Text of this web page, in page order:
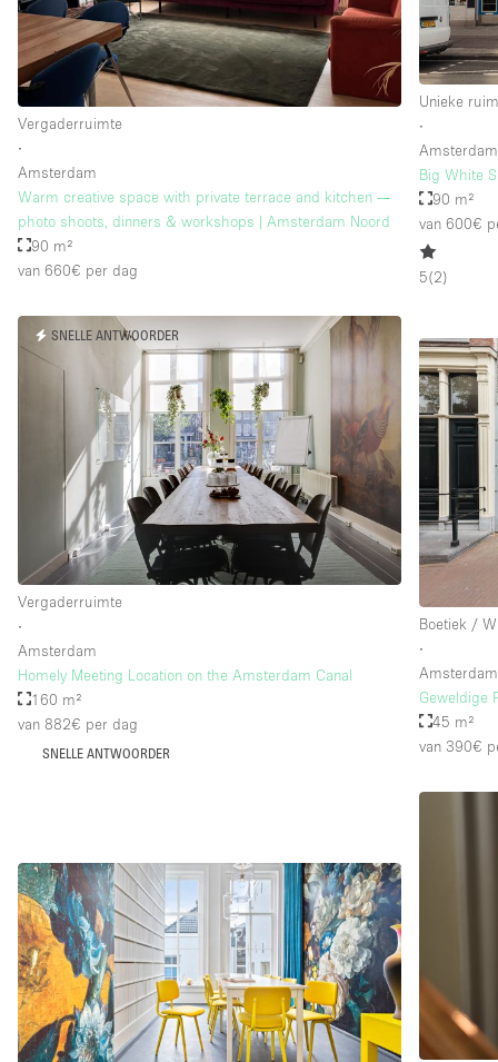
Vergaderruimte
∙
Amsterdam
Warm creative space with private terrace and kitchen —
photo shoots, dinners & workshops | Amsterdam Noord
90 m²
van 660€ per dag
Unieke
∙
Amsterdam
Big White
90 m²
van 600€
5(2)
SNELLE ANTWOORDER
Vergaderruimte
∙
Amsterdam
Homely Meeting Location on the Amsterdam Canal
160 m²
van 882€ per dag
SNELLE ANTWOORDER
Boetiek /
∙
Amsterdam
Geweldige
45 m²
van 390€